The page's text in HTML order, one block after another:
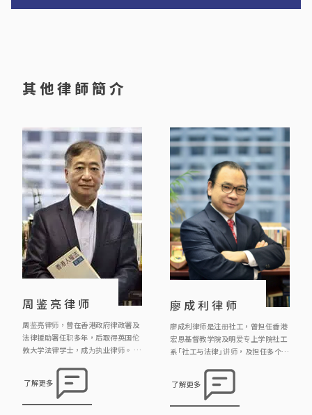
a
e
其他律師簡介
周鉴亮律师
周鉴亮律师，曾在香港政府律政署及
法律援助署任职多年，后取得英国伦
敦大学法律学士，成为执业律师。 周
由多间社会服务团体(如明爱中心家
庭服务，圣匠堂社区中心，香港社会
工作者总工会)举办婚姻与和赡养费
了解更多
廖成利律师
廖成利律师是注册社工，曾担任香港
宏恩基督教学院及明爱专上学院社工
系「社工与法律」讲师，及担任多个慈
伙人及注册婚姻监礼人。他的主要工
作范围包括民事、刑事、婚姻事务、
遗产、雇员补偿及个人伤亡赔偿。
了解更多